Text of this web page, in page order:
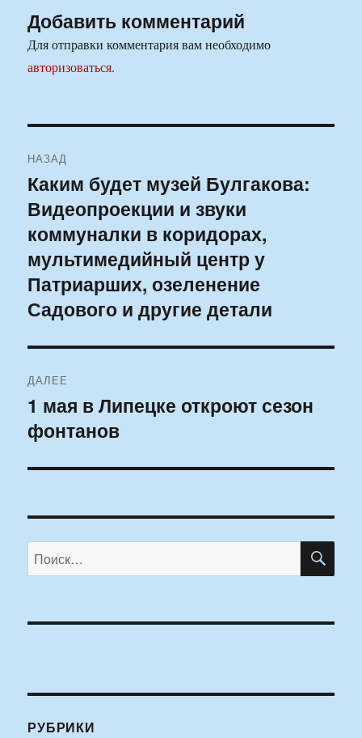
Добавить комментарий
Для отправки комментария вам необходимо
авторизоваться.
по
записям
НАЗАД
Предыдущая
запись:
Каким будет музей Булгакова:
Видеопроекции и звуки
коммуналки в коридорах,
мультимедийный центр у
Патриарших, озеленение
Садового и другие детали
ДАЛЕЕ
Следующая
запись:
1 мая в Липецке откроют сезон
фонтанов
Искать:
РУБРИКИ